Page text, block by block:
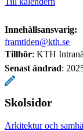
Innehållsansvarig:
framtiden@kth.se
Tillhör: KTH
Senast ändrad:
Skolsidor
Arkitektur och